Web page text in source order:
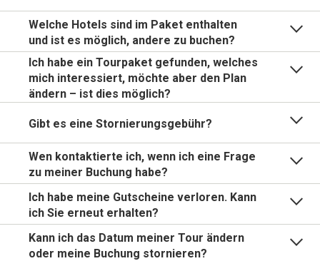
Welche Hotels sind im Paket enthalten
und ist es möglich, andere zu buchen?
Ich habe ein Tourpaket gefunden, welches
mich interessiert, möchte aber den Plan
ändern – ist dies möglich?
Gibt es eine Stornierungsgebühr?
Wen kontaktierte ich, wenn ich eine Frage
zu meiner Buchung habe?
Ich habe meine Gutscheine verloren. Kann
ich Sie erneut erhalten?
Kann ich das Datum meiner Tour ändern
oder meine Buchung stornieren?